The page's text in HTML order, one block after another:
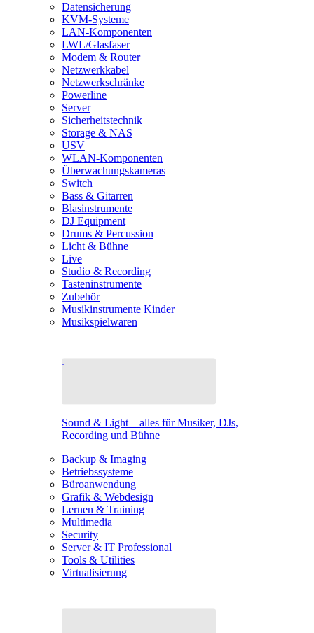
Datensicherung
KVM-Systeme
LAN-Komponenten
LWL/Glasfaser
Modem & Router
Netzwerkkabel
Netzwerkschränke
Powerline
Server
Sicherheitstechnik
Storage & NAS
USV
WLAN-Komponenten
Überwachungskameras
Switch
Bass & Gitarren
Blasinstrumente
DJ Equipment
Drums & Percussion
Licht & Bühne
Live
Studio & Recording
Tasteninstrumente
Zubehör
Musikinstrumente Kinder
Musikspielwaren
Sound & Light – alles für Musiker, DJs,
Recording und Bühne
Backup & Imaging
Betriebssysteme
Büroanwendung
Grafik & Webdesign
Lernen & Training
Multimedia
Security
Server & IT Professional
Tools & Utilities
Virtualisierung